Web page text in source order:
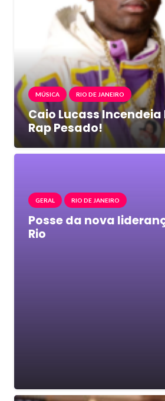
MÚSICA RIO DE JANEIRO
Caio Lucass
Rap Pesado!
GERAL RIO DE JANEIRO
Posse da nova
Rio